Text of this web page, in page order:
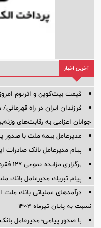
آخرین اخبار
قیمت بیت‌کوین و اتریوم امروز یکشنبه
فرزندان ایران در راه
جوانان اعزامی به رقابت‌های
مدیرعامل بیمه ملت با صدور
پیام مدیرعامل بانک صادرات
برگزاری مزایده عمومی 127 فقره از املاك مازاد بانك ملت
پیام تبریك مدیرعامل بانك
نسبت به پایان تیرماه 1404
با صدور پیامی؛ مدیرعامل